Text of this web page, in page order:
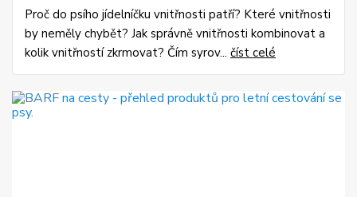
Proč do psího jídelníčku vnitřnosti patří? Které vnitřnosti
by neměly chybět? Jak správně vnitřnosti kombinovat a
kolik vnitřností zkrmovat? Čím syrov... číst celé